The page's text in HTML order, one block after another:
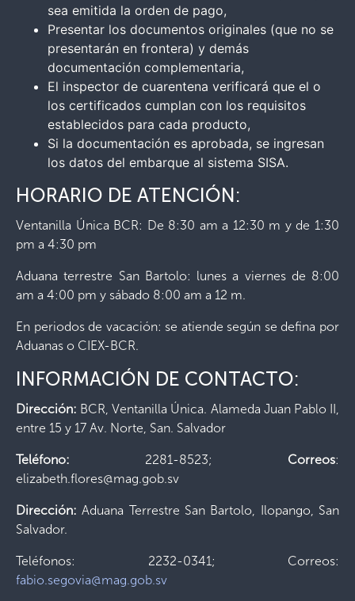
sea emitida la orden de pago,
Presentar los documentos originales (que no se
presentarán en frontera) y demás
documentación complementaria,
El inspector de cuarentena verificará que el o
los certificados cumplan con los requisitos
establecidos para cada producto,
Si la documentación es aprobada, se ingresan
los datos del embarque al sistema SISA.
HORARIO DE ATENCIÓN:
Ventanilla Única BCR: De 8:30 am a 12:30 m y de 1:30
pm a 4:30 pm
Aduana terrestre San Bartolo: lunes a viernes de 8:00
am a 4:00 pm y sábado 8:00 am a 12 m.
En periodos de vacación: se atiende según se defina por
Aduanas o CIEX-BCR.
INFORMACIÓN DE CONTACTO:
Dirección: BCR, Ventanilla Única. Alameda Juan Pablo II,
entre 15 y 17 Av. Norte, San. Salvador
Teléfono: 2281-8523; Correos:
elizabeth.flores@mag.gob.sv
Dirección: Aduana Terrestre San Bartolo, Ilopango, San
Salvador.
Teléfonos: 2232-0341; Correos:
fabio.segovia@mag.gob.sv